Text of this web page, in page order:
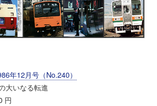
年12月号（No.240）
大いなる転進
円